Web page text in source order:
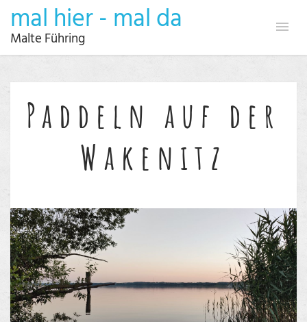
mal hier - mal da
Malte Führing
Paddeln auf der
Wakenitz